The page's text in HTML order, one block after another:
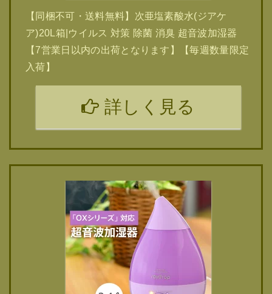
【同梱不可・送料無料】次亜塩素酸水(ジアケ
ア)20L箱|ウイルス 対策 除菌 消臭 超音波加湿器
【7営業日以内の出荷となります】【毎週数量限定
入荷】
詳しく見る